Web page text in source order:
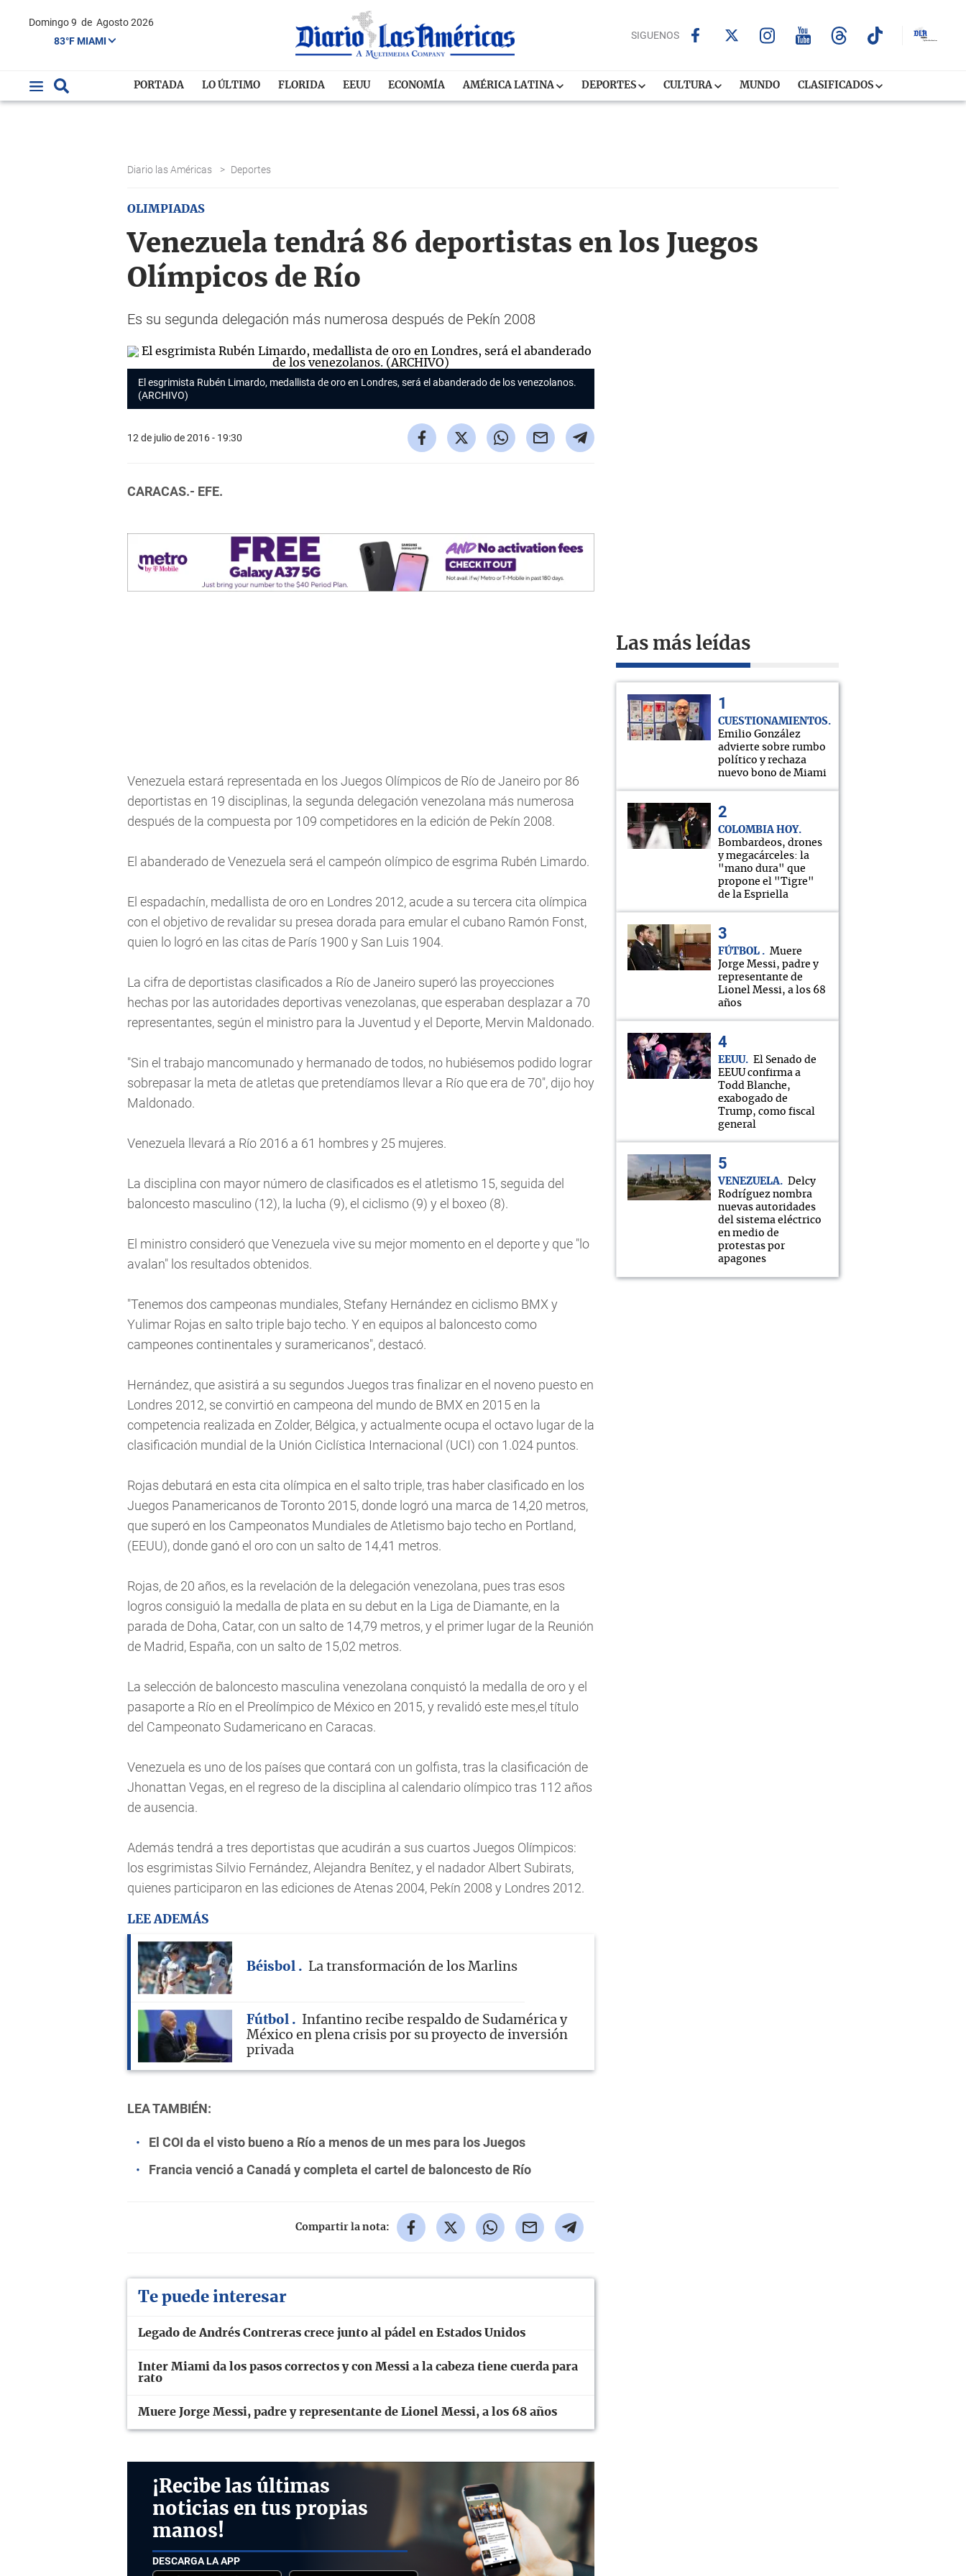
Domingo 9 de Agosto 2026
83°F MIAMI
SIGUENOS
PORTADA LO ÚLTIMO FLORIDA EEUU ECONOMÍA AMÉRICA LATINA DEPORTES CULTURA MUNDO CLASIFICADOS
Diario las Américas > Deportes
OLIMPIADAS
Venezuela tendrá 86 deportistas en los Juegos
Olímpicos de Río
Es su segunda delegación más numerosa después de Pekín 2008
El esgrimista Rubén Limardo, medallista de oro en Londres, será el abanderado de los venezolanos.
(ARCHIVO)
12 de julio de 2016 - 19:30
CARACAS.- EFE.
Venezuela estará representada en los Juegos Olímpicos de Río de Janeiro por 86
deportistas en 19 disciplinas, la segunda delegación venezolana más numerosa
después de la compuesta por 109 competidores en la edición de Pekín 2008.
El abanderado de Venezuela será el campeón olímpico de esgrima Rubén Limardo.
El espadachín, medallista de oro en Londres 2012, acude a su tercera cita olímpica
con el objetivo de revalidar su presea dorada para emular el cubano Ramón Fonst,
quien lo logró en las citas de París 1900 y San Luis 1904.
La cifra de deportistas clasificados a Río de Janeiro superó las proyecciones
hechas por las autoridades deportivas venezolanas, que esperaban desplazar a 70
representantes, según el ministro para la Juventud y el Deporte, Mervin Maldonado.
"Sin el trabajo mancomunado y hermanado de todos, no hubiésemos podido lograr
sobrepasar la meta de atletas que pretendíamos llevar a Río que era de 70", dijo hoy
Maldonado.
Venezuela llevará a Río 2016 a 61 hombres y 25 mujeres.
La disciplina con mayor número de clasificados es el atletismo 15, seguida del
baloncesto masculino (12), la lucha (9), el ciclismo (9) y el boxeo (8).
El ministro consideró que Venezuela vive su mejor momento en el deporte y que "lo
avalan" los resultados obtenidos.
"Tenemos dos campeonas mundiales, Stefany Hernández en ciclismo BMX y
Yulimar Rojas en salto triple bajo techo. Y en equipos al baloncesto como
campeones continentales y suramericanos", destacó.
Hernández, que asistirá a su segundos Juegos tras finalizar en el noveno puesto en
Londres 2012, se convirtió en campeona del mundo de BMX en 2015 en la
competencia realizada en Zolder, Bélgica, y actualmente ocupa el octavo lugar de la
clasificación mundial de la Unión Ciclística Internacional (UCI) con 1.024 puntos.
Rojas debutará en esta cita olímpica en el salto triple, tras haber clasificado en los
Juegos Panamericanos de Toronto 2015, donde logró una marca de 14,20 metros,
que superó en los Campeonatos Mundiales de Atletismo bajo techo en Portland,
(EEUU), donde ganó el oro con un salto de 14,41 metros.
Rojas, de 20 años, es la revelación de la delegación venezolana, pues tras esos
logros consiguió la medalla de plata en su debut en la Liga de Diamante, en la
parada de Doha, Catar, con un salto de 14,79 metros, y el primer lugar de la Reunión
de Madrid, España, con un salto de 15,02 metros.
La selección de baloncesto masculina venezolana conquistó la medalla de oro y el
pasaporte a Río en el Preolímpico de México en 2015, y revalidó este mes,el título
del Campeonato Sudamericano en Caracas.
Venezuela es uno de los países que contará con un golfista, tras la clasificación de
Jhonattan Vegas, en el regreso de la disciplina al calendario olímpico tras 112 años
de ausencia.
Además tendrá a tres deportistas que acudirán a sus cuartos Juegos Olímpicos:
los esgrimistas Silvio Fernández, Alejandra Benítez, y el nadador Albert Subirats,
quienes participaron en las ediciones de Atenas 2004, Pekín 2008 y Londres 2012.
LEE ADEMÁS
Béisbol La transformación de los Marlins
Fútbol
Infantino recibe respaldo de Sudamérica y
México en plena crisis por su proyecto de inversión
privada
LEA TAMBIÉN:
El COI da el visto bueno a Río a menos de un mes para los Juegos
Francia venció a Canadá y completa el cartel de baloncesto de Río
Compartir la nota:
Te puede interesar
Legado de Andrés Contreras crece junto al pádel en Estados Unidos
Inter Miami da los pasos correctos y con Messi a la cabeza tiene cuerda para
rato
Muere Jorge Messi, padre y representante de Lionel Messi, a los 68 años
¡Recibe las últimas
noticias en tus propias
manos!
DESCARGA LA APP
Las más leídas
CUESTIONAMIENTOS
Emilio González
advierte sobre rumbo
político y rechaza
nuevo bono de Miami
COLOMBIA HOY
Bombardeos, drones
y megacárceles: la
"mano dura" que
propone el "Tigre"
de la Espriella
FÚTBOL
Muere
Jorge Messi, padre y
representante de
Lionel Messi, a los 68
años
EEUU
El Senado de
EEUU confirma a
Todd Blanche,
exabogado de
Trump, como fiscal
general
VENEZUELA
Delcy
Rodríguez nombra
nuevas autoridades
del sistema eléctrico
en medio de
protestas por
apagones